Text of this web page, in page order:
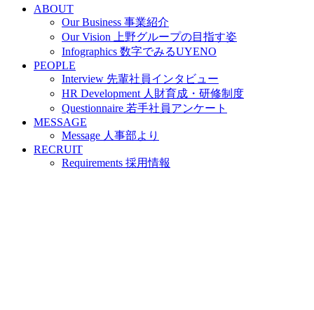
ABOUT
Our Business 事業紹介
Our Vision 上野グループの目指す姿
Infographics 数字でみるUYENO
PEOPLE
Interview 先輩社員インタビュー
HR Development 人財育成・研修制度
Questionnaire 若手社員アンケート
MESSAGE
Message 人事部より
RECRUIT
Requirements 採用情報